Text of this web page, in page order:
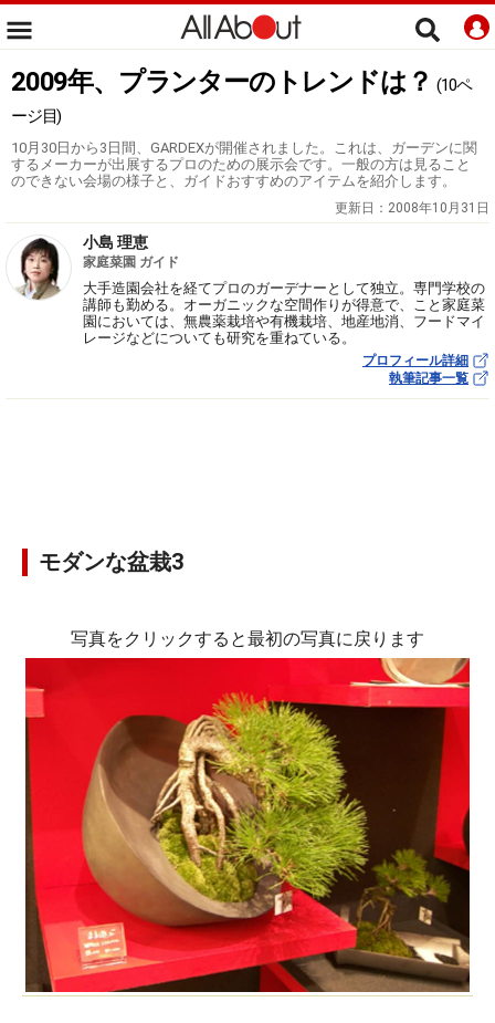
2009年、プランターのトレンドは？ (10ペ
ージ目)
10月30日から3日間、GARDEXが開催されました。これは、ガーデンに関
するメーカーが出展するプロのための展示会です。一般の方は見ること
のできない会場の様子と、ガイドおすすめのアイテムを紹介します。
更新日： 2008年10月31日
小島 理恵
家庭菜園 ガイド
大手造園会社を経てプロのガーデナーとして独立。専門学校の
講師も勤める。オーガニックな空間作りが得意で、こと家庭菜
園においては、無農薬栽培や有機栽培、地産地消、フードマイ
レージなどについても研究を重ねている。
プロフィール詳細
執筆記事一覧
モダンな盆栽3
写真をクリックすると最初の写真に戻ります